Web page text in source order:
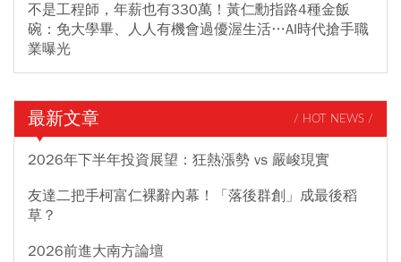
不是工程師，年薪也有330萬！黃仁勳指路4種金飯
碗：免大學畢、人人有機會過優渥生活…AI時代搶手職
業曝光
最新文章 / HOT NEWS /
2026年下半年投資展望：狂熱漲勢 vs 嚴峻現實
友達二把手柯富仁裸辭內幕！「落後群創」成最後稻
草？
2026前進大南方論壇